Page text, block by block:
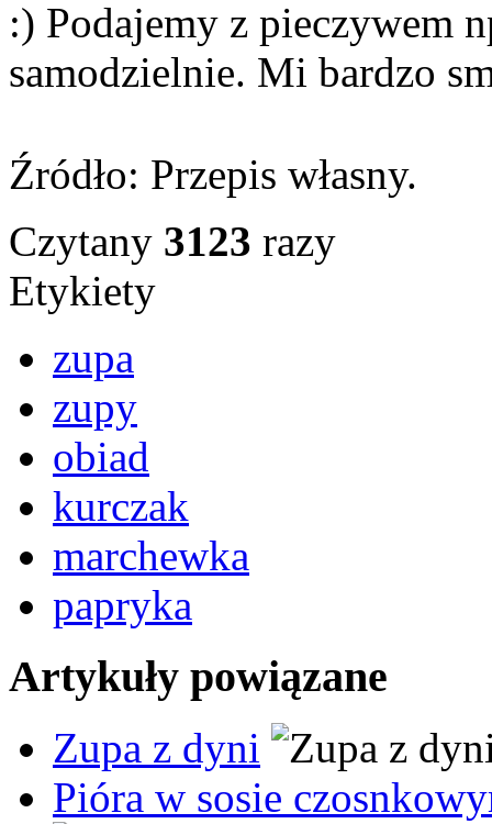
:) Podajemy z pieczywem
samodzielnie. Mi bardzo
Źródło: Przepis własny.
Czytany 3123 razy
Etykiety
zupa
zupy
obiad
kurczak
marchewka
papryka
Artykuły powiązane
Zupa z dyni
Pióra w sosie